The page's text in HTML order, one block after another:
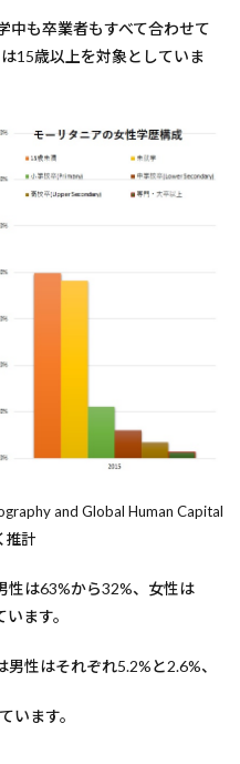
中も卒業者もすべて合わせて
15歳以上を対象としていま
and Global Human Capital
推計
性は63%から32%、女性は
ます。
性はそれぞれ5.2%と2.6%、
います。